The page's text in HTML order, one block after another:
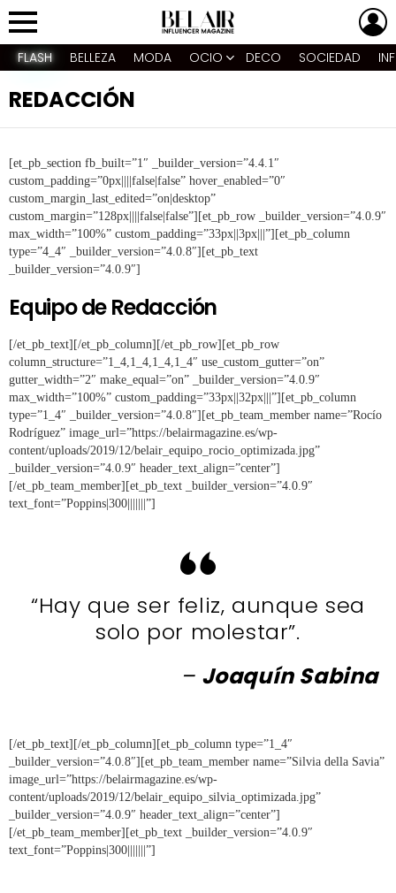
Menu
FLASH BELLEZA MODA OCIO DECO SOCIEDAD
REDACCIÓN
[et_pb_section fb_built=”1″ _builder_version=”4.4.1″
custom_padding=”0px||||false|false” hover_enabled=”0″
custom_margin_last_edited=”on|desktop”
custom_margin=”128px||||false|false”][et_pb_row _builder_version=”4.0.9″
max_width=”100%” custom_padding=”33px||3px|||”][et_pb_column
type=”4_4″ _builder_version=”4.0.8″][et_pb_text
_builder_version=”4.0.9″]
Equipo de Redacción
[/et_pb_text][/et_pb_column][/et_pb_row][et_pb_row
column_structure=”1_4,1_4,1_4,1_4″ use_custom_gutter=”on”
gutter_width=”2″ make_equal=”on” _builder_version=”4.0.9″
max_width=”100%” custom_padding=”33px||32px|||”][et_pb_column
type=”1_4″ _builder_version=”4.0.8″][et_pb_team_member name=”Rocío
Rodríguez” image_url=”https://belairmagazine.es/wp-
content/uploads/2019/12/belair_equipo_rocio_optimizada.jpg”
_builder_version=”4.0.9″ header_text_align=”center”]
[/et_pb_team_member][et_pb_text _builder_version=”4.0.9″
text_font=”Poppins|300|||||||”]
“Hay que ser feliz, aunque sea
solo por molestar”.
– Joaquín Sabina
[/et_pb_text][/et_pb_column][et_pb_column type=”1_4″
_builder_version=”4.0.8″][et_pb_team_member name=”Silvia della Savia”
image_url=”https://belairmagazine.es/wp-
content/uploads/2019/12/belair_equipo_silvia_optimizada.jpg”
_builder_version=”4.0.9″ header_text_align=”center”]
[/et_pb_team_member][et_pb_text _builder_version=”4.0.9″
text_font=”Poppins|300|||||||”]